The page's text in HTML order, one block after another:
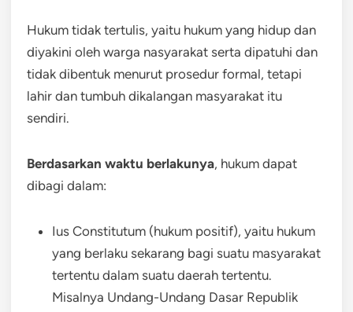
Hukum tidak tertulis, yaitu hukum yang hidup dan
diyakini oleh warga nasyarakat serta dipatuhi dan
tidak dibentuk menurut prosedur formal, tetapi
lahir dan tumbuh dikalangan masyarakat itu
sendiri.
Berdasarkan waktu berlakunya, hukum dapat
dibagi dalam:
Ius Constitutum (hukum positif), yaitu hukum
yang berlaku sekarang bagi suatu masyarakat
tertentu dalam suatu daerah tertentu.
Misalnya Undang-Undang Dasar Republik